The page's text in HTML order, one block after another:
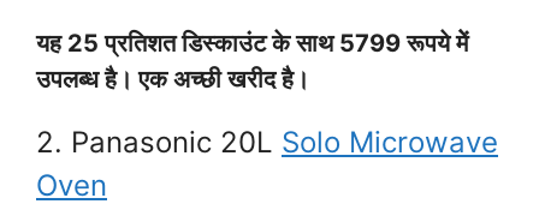
यह 25 प्रतिशत डिस्काउंट के साथ 5799 रूपये मेें
उपलब्ध है। एक अच्छी खरीद है।
2. Panasonic 20L Solo Microwave
Oven